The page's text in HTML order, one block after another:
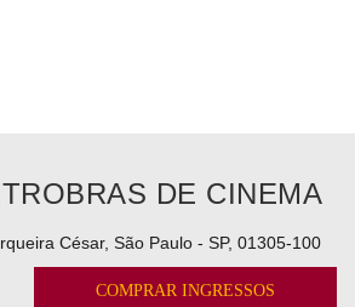
DE CINEMA
César, São Paulo - SP, 01305-100
COMPRAR INGRESSOS